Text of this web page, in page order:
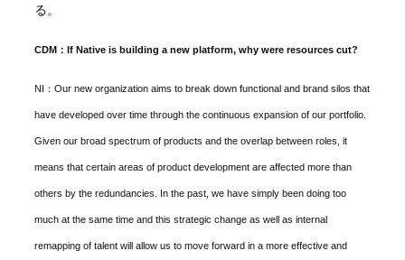
る。
CDM：If Native is building a new platform, why were resources cut?
NI：Our new organization aims to break down functional and brand silos that
have developed over time through the continuous expansion of our portfolio.
Given our broad spectrum of products and the overlap between roles, it
means that certain areas of product development are affected more than
others by the redundancies. In the past, we have simply been doing too
much at the same time and this strategic change as well as internal
remapping of talent will allow us to move forward in a more effective and